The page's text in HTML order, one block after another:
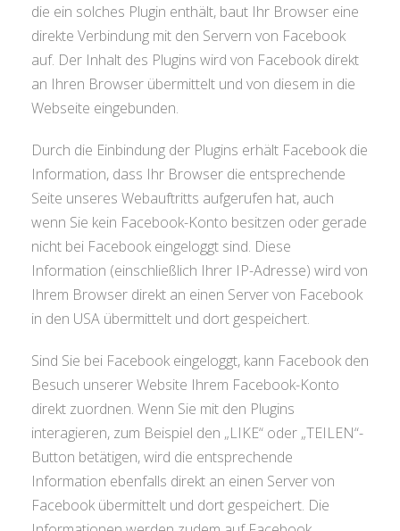
die ein solches Plugin enthält, baut Ihr Browser eine
direkte Verbindung mit den Servern von Facebook
auf. Der Inhalt des Plugins wird von Facebook direkt
an Ihren Browser übermittelt und von diesem in die
Webseite eingebunden.
Durch die Einbindung der Plugins erhält Facebook die
Information, dass Ihr Browser die entsprechende
Seite unseres Webauftritts aufgerufen hat, auch
wenn Sie kein Facebook-Konto besitzen oder gerade
nicht bei Facebook eingeloggt sind. Diese
Information (einschließlich Ihrer IP-Adresse) wird von
Ihrem Browser direkt an einen Server von Facebook
in den USA übermittelt und dort gespeichert.
Sind Sie bei Facebook eingeloggt, kann Facebook den
Besuch unserer Website Ihrem Facebook-Konto
direkt zuordnen. Wenn Sie mit den Plugins
interagieren, zum Beispiel den „LIKE“ oder „TEILEN“-
Button betätigen, wird die entsprechende
Information ebenfalls direkt an einen Server von
Facebook übermittelt und dort gespeichert. Die